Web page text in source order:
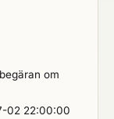
om
02 22:00:00